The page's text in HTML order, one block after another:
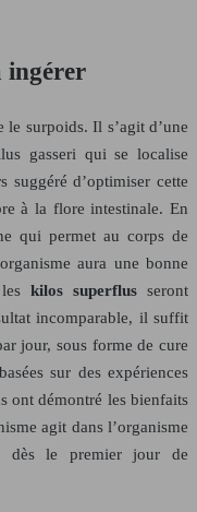
ingérer
surpoids. Il s’agit d’une
gasseri qui se localise
suggéré d’optimiser cette
à la flore intestinale. En
qui permet au corps de
aura une bonne
leskilos superflus seront
incomparable, il suffit
jour, sous forme de cure
sur des expériences
ont démontré les bienfaits
agit dans l’organisme
dès le premier jour de